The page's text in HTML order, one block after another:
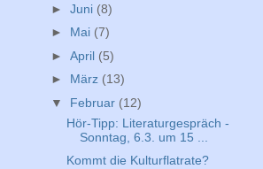
► Juni (8)
► Mai (7)
► April (5)
► März (13)
▼ Februar (12)
Hör-Tipp: Literaturgespräch -
Sonntag, 6.3. um 15 ...
Kommt die Kulturflatrate?